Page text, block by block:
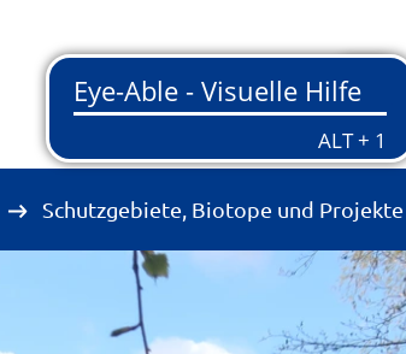
Schutzgebiete, Biotope und Projekte